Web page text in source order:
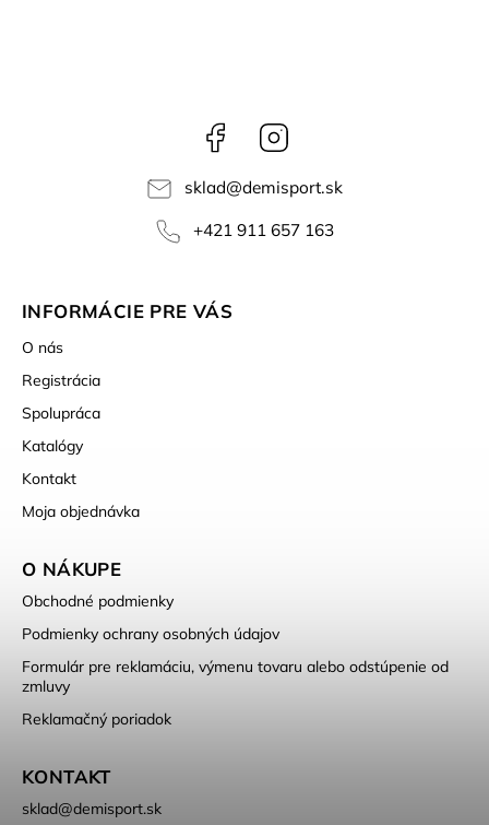
Facebook
sklad@demisport.sk
+421 911 657 163
INFORMÁCIE PRE VÁS
O nás
Registrácia
Spolupráca
Katalógy
Kontakt
Moja objednávka
O NÁKUPE
Obchodné podmienky
Podmienky ochrany osobných údajov
Formulár pre reklamáciu, výmenu tovaru alebo odstúpenie od
zmluvy
Reklamačný poriadok
KONTAKT
sklad@demisport.sk